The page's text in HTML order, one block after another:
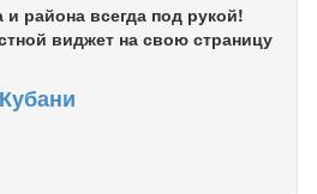
района всегда под рукой!
виджет на свою страницу